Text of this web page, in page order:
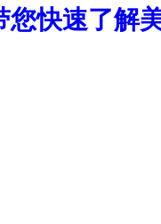
快速了解